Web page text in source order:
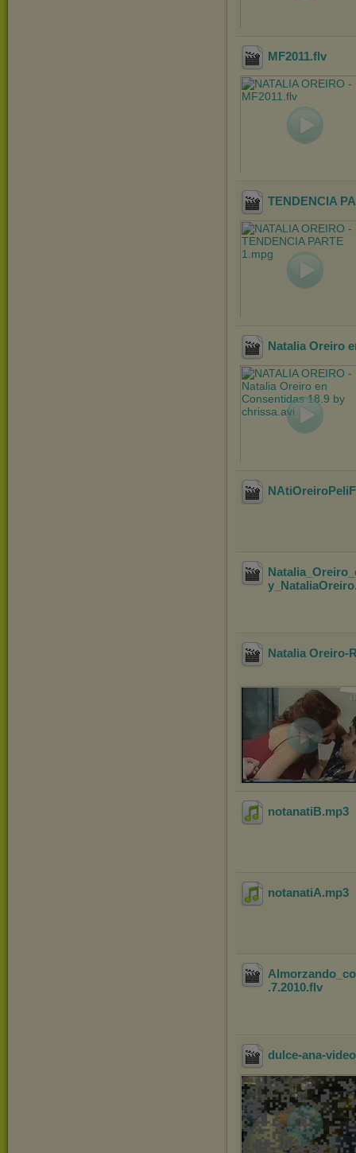
MF2011.flv
TENDENCIA
Natalia Oreiro
Natalia Oreiro-
notanatiB.mp3
notanatiA.mp3
.7.2010.flv
dulce-ana-video